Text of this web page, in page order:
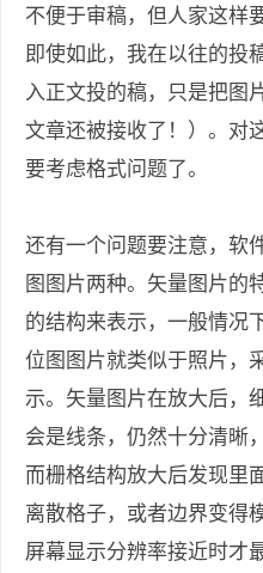
不便于审稿，但人家这样
即使如此，我在以往的投
入正文投的稿，只是把图
文章还被接收了！）。对
要考虑格式问题了。
还有一个问题要注意，软
图图片两种。矢量图片的
的结构来表示，一般情况
位图图片就类似于照片，
示。矢量图片在放大后，
会是线条，仍然十分清晰
而栅格结构放大后发现里
离散格子，或者边界变得
屏幕显示分辨率接近时才